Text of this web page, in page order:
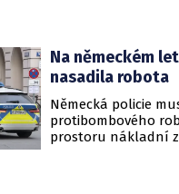
Na německém
nasadila robota
Německá policie
protibombového
prostoru nákladní